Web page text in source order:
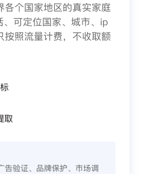
各个国家地区的真实家庭
可定位国家、城市、ip
按照流量计费，不收取额
取
告验证、品牌保护、市场调